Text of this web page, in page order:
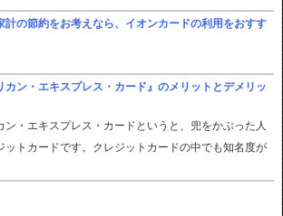
計の節約をお考えなら、イオンカードの利用をおすす
カン・エキスプレス・カード』のメリットとデメリッ
・エキスプレス・カードというと、兜をかぶった人
ットカードです。クレジットカードの中でも知名度が